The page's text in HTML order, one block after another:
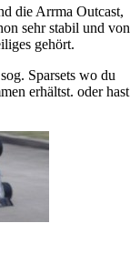
die Arrma Outcast,
sehr stabil und von
gehört.
Sparsets wo du
erhältst. oder hast